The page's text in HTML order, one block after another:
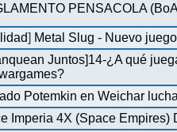
PENSACOLA
] Metal Slug - Nuevo
Juntos]14-¿A qué
Potemkin en Weichar
Imperia 4X (Space Empires)